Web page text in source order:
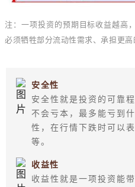
注：一项投资的预期目标收益越高
必须牺牲部分流动性需求、承担更高
安全性
安全性就是投资的可靠
不会亏本，最多能亏到
性，在行情下跌时可以
等。
收益性
收益性就是一项投资能